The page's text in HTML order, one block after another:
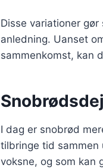
Disse variationer
anledning. Uanset
sammenkomst, kan
I dag er snobrød
tilbringe tid sammen
voksne, og som kan